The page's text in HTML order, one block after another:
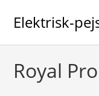
Elektrisk-
Royal